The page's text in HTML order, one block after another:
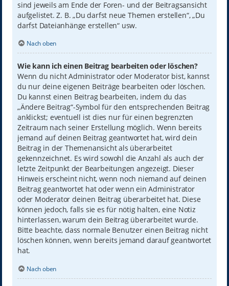
sind jeweils am Ende der Foren- und der Beitragsansicht
aufgelistet. Z. B. „Du darfst neue Themen erstellen“, „Du
darfst Dateianhänge erstellen“ usw.
Nach oben
Wie kann ich einen Beitrag bearbeiten oder löschen?
Wenn du nicht Administrator oder Moderator bist, kannst
du nur deine eigenen Beiträge bearbeiten oder löschen.
Du kannst einen Beitrag bearbeiten, indem du das
„Ändere Beitrag“-Symbol für den entsprechenden Beitrag
anklickst; eventuell ist dies nur für einen begrenzten
Zeitraum nach seiner Erstellung möglich. Wenn bereits
jemand auf deinen Beitrag geantwortet hat, wird dein
Beitrag in der Themenansicht als überarbeitet
gekennzeichnet. Es wird sowohl die Anzahl als auch der
letzte Zeitpunkt der Bearbeitungen angezeigt. Dieser
Hinweis erscheint nicht, wenn noch niemand auf deinen
Beitrag geantwortet hat oder wenn ein Administrator
oder Moderator deinen Beitrag überarbeitet hat. Diese
können jedoch, falls sie es für nötig halten, eine Notiz
hinterlassen, warum dein Beitrag überarbeitet wurde.
Bitte beachte, dass normale Benutzer einen Beitrag nicht
löschen können, wenn bereits jemand darauf geantwortet
hat.
Nach oben